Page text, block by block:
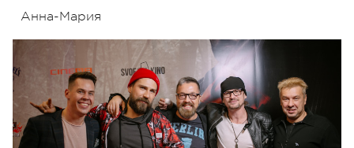
Анна-Мария